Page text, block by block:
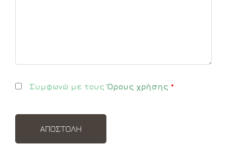
Συμφωνώ με τουςΌρους χρήσης *